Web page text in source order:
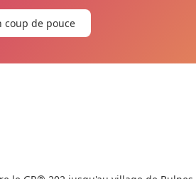
coup de pouce